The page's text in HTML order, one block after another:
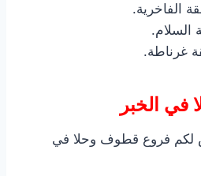
الفاخرية.
السلام.
غرناطة.
الخبر
لكم فروع قطوف وحلا في